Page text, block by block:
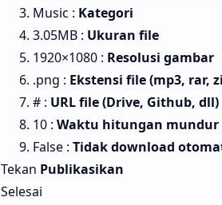
Music : Kategori
3.05MB : Ukuran file
1920×1080 : Resolusi gambar
.png : Ekstensi file (mp3, rar,
# : URL file (Drive, Github, dll)
10 : Waktu hitungan
False : Tidak download
Tekan Publikasikan
Selesai